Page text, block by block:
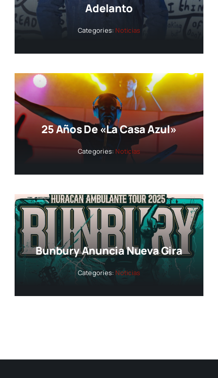
Adelanto
Categories: Noticias
25 Años De «La Casa Azul»
Categories: Noticias
Bunbury Anuncia Nueva Gira
Categories: Noticias